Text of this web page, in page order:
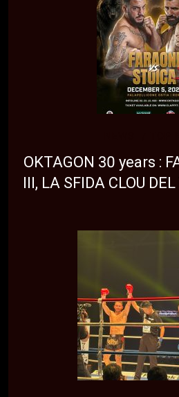
OKTAGON 30 years :
III, LA SFIDA CLOU